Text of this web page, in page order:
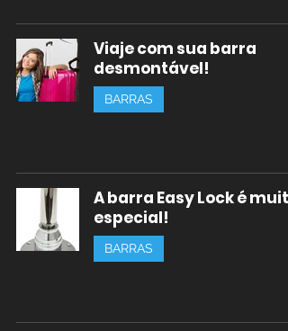
Viaje com sua barra
desmontável!
BARRAS
A barra Easy Lock é muito
especial!
BARRAS